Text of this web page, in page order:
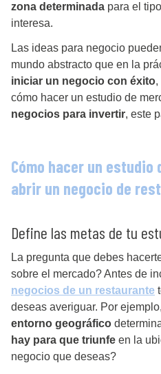
zona determinada para el
interesa.
Las ideas para negocio
mundo abstracto que en la
iniciar un negocio con éxito,
cómo hacer un estudio de
negocios para invertir, este
Cómo hacer un estudio
abrir un negocio de
Define las metas de tu
La pregunta que debes
sobre el mercado? Antes de
negocios de un restaurante
deseas averiguar. Por
entorno geográfico
hay para que triunfe en la
negocio que deseas?